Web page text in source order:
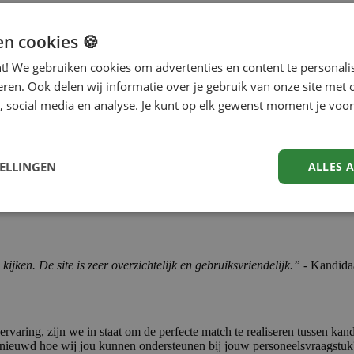
van verschillende technieken:
weergave van vacatures op de vacature-overzichtspagina en
toe om kwalitatieve sollicitaties te stimuleren, zoals social proof,
op onze vacaturepagina's verbeterd:
De site is zeer overzichtelijk en gebruiksvriendelijk.” -
zijn we in staat om de perfecte match te realiseren tussen
hoe wij jou kunnen ondersteunen bij jouw
cookies 🍪
We gebruiken cookies om advertenties en content te
Ook delen wij informatie over je gebruik van onze site met
social media en analyse. Je kunt op elk gewenst moment je
ALLES